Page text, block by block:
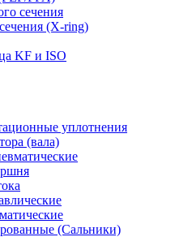
сечения
(X-ring)
KF и ISO
уплотнения
(вала)
(Сальники)